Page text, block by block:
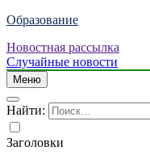
Образование
Новостная рассылка
Случайные новости
Меню
Найти:
Заголовки